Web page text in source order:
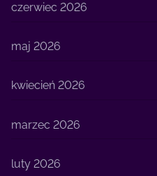
czerwiec 2026
maj 2026
kwiecień 2026
marzec 2026
luty 2026